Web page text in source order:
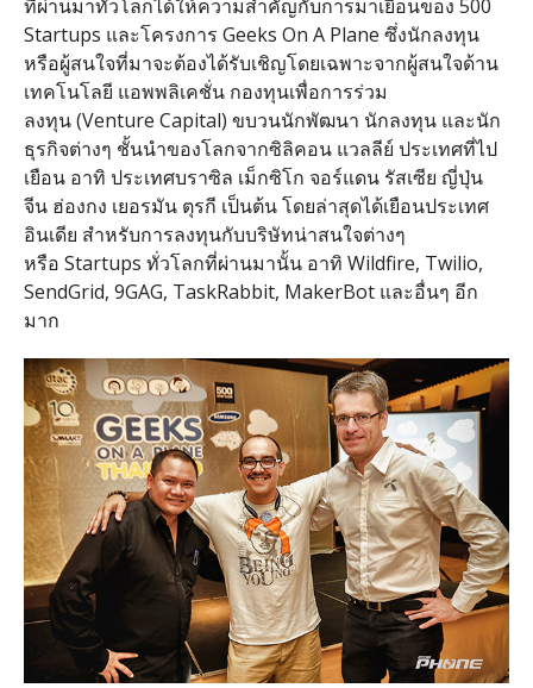
ที่ผ่านมาทั่วโลกได้ให้ความสำคัญกับการมาเยือนของ 500
Startups และโครงการ Geeks On A Plane ซึ่งนักลงทุน
หรือผู้สนใจที่มาจะต้องได้รับเชิญโดยเฉพาะจากผู้สนใจด้าน
เทคโนโลยี แอพพลิเคชั่น กองทุนเพื่อการร่วม
ลงทุน (Venture Capital) ขบวนนักพัฒนา นักลงทุน และนัก
ธุรกิจต่างๆ ชั้นนำของโลกจากซิลิคอน แวลลีย์ ประเทศที่ไป
เยือน อาทิ ประเทศบราซิล เม็กซิโก จอร์แดน รัสเซีย ญี่ปุ่น
จีน ฮ่องกง เยอรมัน ตุรกี เป็นต้น โดยล่าสุดได้เยือนประเทศ
อินเดีย สำหรับการลงทุนกับบริษัทน่าสนใจต่างๆ
หรือ Startups ทั่วโลกที่ผ่านมานั้น อาทิ Wildfire, Twilio,
SendGrid, 9GAG, TaskRabbit, MakerBot และอื่นๆ อีก
มาก